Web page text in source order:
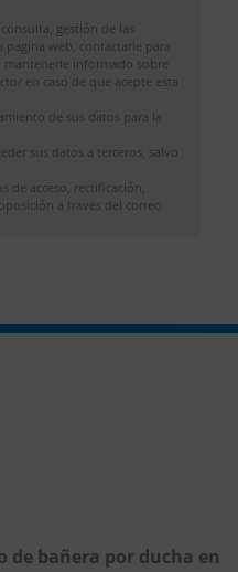
gestión de las
pagina web, contactarle para
informado sobre
en caso de que acepte esta
de sus datos para la
sus datos a terceros, salvo
de acceso, rectificación,
a través del correo
de bañera por ducha en